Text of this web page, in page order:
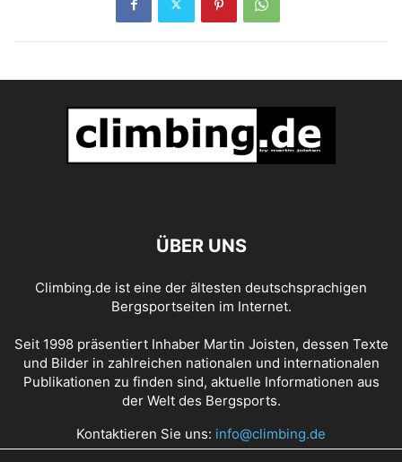
ÜBER UNS
Climbing.de ist eine der ältesten deutschsprachigen
Bergsportseiten im Internet.
Seit 1998 präsentiert Inhaber Martin Joisten, dessen Texte
und Bilder in zahlreichen nationalen und internationalen
Publikationen zu finden sind, aktuelle Informationen aus
der Welt des Bergsports.
Kontaktieren Sie uns: info@climbing.de